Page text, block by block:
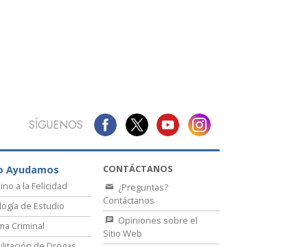
SÍGUENOS
Ayudamos
a la Felicidad
de Estudio
Criminal
CONTÁCTANOS
¿Preguntas?
Contáctanos
Opiniones sobre el
Sitio Web